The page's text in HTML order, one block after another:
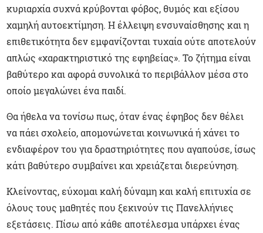
κυριαρχία συχνά κρύβονται φόβος, θυμός και εξίσου
χαμηλή αυτοεκτίμηση. Η έλλειψη ενσυναίσθησης και η
επιθετικότητα δεν εμφανίζονται τυχαία ούτε αποτελούν
απλώς «χαρακτηριστικό της εφηβείας». Το ζήτημα είναι
βαθύτερο και αφορά συνολικά το περιβάλλον μέσα στο
οποίο μεγαλώνει ένα παιδί.
Θα ήθελα να τονίσω πως, όταν ένας έφηβος δεν θέλει
να πάει σχολείο, απομονώνεται κοινωνικά ή χάνει το
ενδιαφέρον του για δραστηριότητες που αγαπούσε, ίσως
κάτι βαθύτερο συμβαίνει και χρειάζεται διερεύνηση.
Κλείνοντας, εύχομαι καλή δύναμη και καλή επιτυχία σε
όλους τους μαθητές που ξεκινούν τις Πανελλήνιες
εξετάσεις. Πίσω από κάθε αποτέλεσμα υπάρχει ένας